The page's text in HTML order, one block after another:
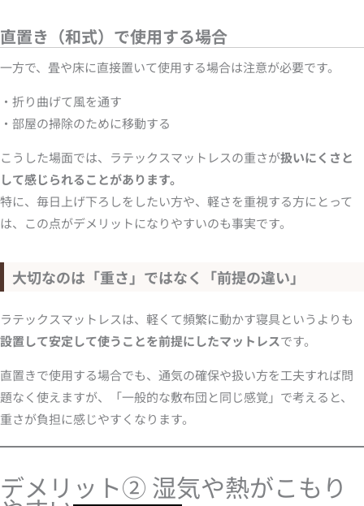
直置き（和式）で使用する場合
一方で、畳や床に直接置いて使用する場合は注意が必要です。
・折り曲げて風を通す
・部屋の掃除のために移動する
こうした場面では、ラテックスマットレスの重さが扱いにくさと
して感じられることがあります。
特に、毎日上げ下ろしをしたい方や、軽さを重視する方にとって
は、この点がデメリットになりやすいのも事実です。
大切なのは「重さ」ではなく「前提の違い」
ラテックスマットレスは、軽くて頻繁に動かす寝具というよりも
設置して安定して使うことを前提にしたマットレスです。
直置きで使用する場合でも、通気の確保や扱い方を工夫すれば問
題なく使えますが、「一般的な敷布団と同じ感覚」で考えると、
重さが負担に感じやすくなります。
デメリット② 湿気や熱がこもり